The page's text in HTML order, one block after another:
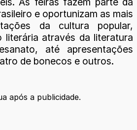
e oportunizam as mais
da cultura popular,
literária através da literatura
até apresentações
de bonecos e outros.
após a publicidade.